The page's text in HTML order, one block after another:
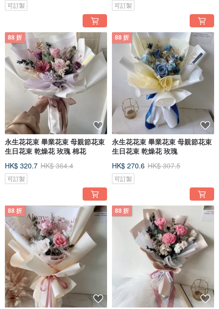
可訂製 可訂製
88 折
永生花花束 畢業花束 母親節花束
生日花束 乾燥花 玫瑰 棉花
HK$ 320.7 HK$ 364.4
可訂製
88 折
永生花花束 畢業花束 母親節花束
生日花束 乾燥花 玫瑰
HK$ 270.6 HK$ 307.5
可訂製
88 折 88 折